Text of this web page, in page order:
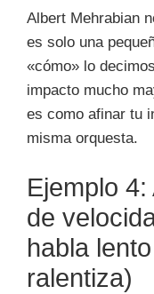
Albert Mehrabian
es solo una
«cómo» lo
impacto mucho
es como afinar tu
misma orquesta.
Ejemplo
de
habla
ralentiza)